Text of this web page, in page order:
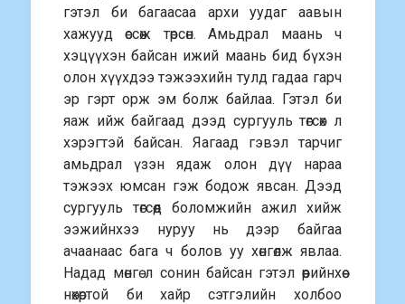
гэтэл би багаасаа архи уудаг аавын
хажууд өссөж төрсөн. Амьдрал маань ч
хэцүүхэн байсан ижий маань бид бүхэн
олон хүүхдээ тэжээхийн тулд гадаа гарч
эр гэрт орж эм болж байлаа. Гэтэл би
яаж ийж байгаад дээд сургууль төгсөх л
хэрэгтэй байсан. Яагаад гэвэл тарчиг
амьдрал үзэн ядаж олон дүү нараа
тэжээх юмсан гэж бодож явсан. Дээд
сургууль төгсөөд боломжийн ажил хийж
ээжийнхээ нуруу нь дээр байгаа
ачаанаас бага ч болов уу хөнгөлж явлаа.
Надад мөнгө л сонин байсан гэтэл өөрийнхөө
нөхөртой би хайр сэтгэлийн холбоо